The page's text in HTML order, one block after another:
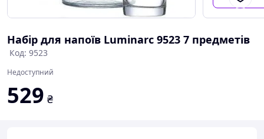
Набір для напоїв Luminarc 9523 7 предметів
Код: 9523
Недоступний
529 ₴